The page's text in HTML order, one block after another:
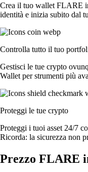
Crea il tuo wallet FLARE
identità e inizia subito dal
Controlla tutto il tuo
Gestisci le tue crypto
Wallet per strumenti più
Proteggi le tue crypto
Proteggi i tuoi asset 24/7
Ricorda: la sicurezza non
Prezzo FLARE